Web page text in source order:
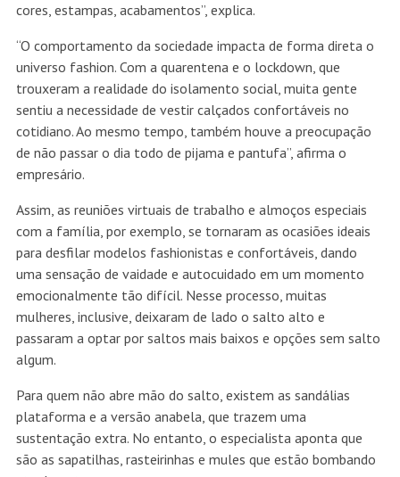
cores, estampas, acabamentos”, explica.
“O comportamento da sociedade impacta de forma direta o
universo fashion. Com a quarentena e o lockdown, que
trouxeram a realidade do isolamento social, muita gente
sentiu a necessidade de vestir calçados confortáveis no
cotidiano. Ao mesmo tempo, também houve a preocupação
de não passar o dia todo de pijama e pantufa”, afirma o
empresário.
Assim, as reuniões virtuais de trabalho e almoços especiais
com a família, por exemplo, se tornaram as ocasiões ideais
para desfilar modelos fashionistas e confortáveis, dando
uma sensação de vaidade e autocuidado em um momento
emocionalmente tão difícil. Nesse processo, muitas
mulheres, inclusive, deixaram de lado o salto alto e
passaram a optar por saltos mais baixos e opções sem salto
algum.
Para quem não abre mão do salto, existem as sandálias
plataforma e a versão anabela, que trazem uma
sustentação extra. No entanto, o especialista aponta que
são as sapatilhas, rasteirinhas e mules que estão bombando